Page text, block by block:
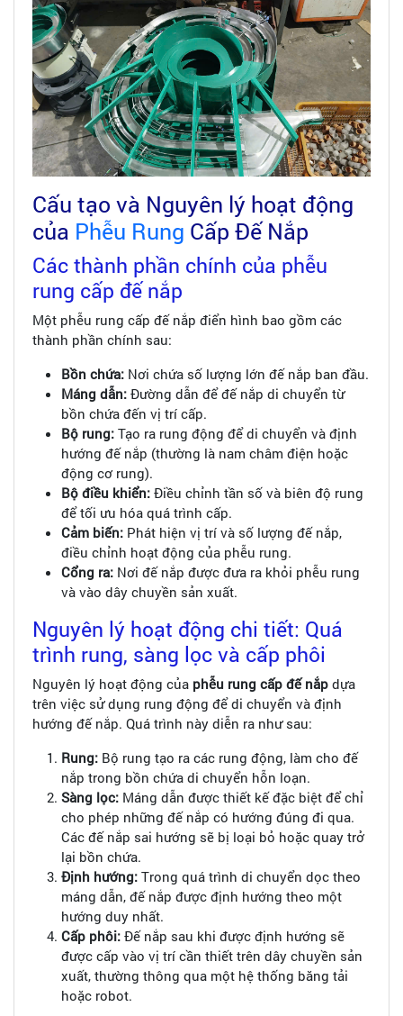
Cấu tạo và Nguyên lý hoạt động
của Phễu Rung Cấp Đế Nắp
Các thành phần chính của phễu
rung cấp đế nắp
Một phễu rung cấp đế nắp điển hình bao gồm các
thành phần chính sau:
Bồn chứa: Nơi chứa số lượng lớn đế nắp ban đầu.
Máng dẫn: Đường dẫn để đế nắp di chuyển từ
bồn chứa đến vị trí cấp.
Bộ rung: Tạo ra rung động để di chuyển và định
hướng đế nắp (thường là nam châm điện hoặc
động cơ rung).
Bộ điều khiển: Điều chỉnh tần số và biên độ rung
để tối ưu hóa quá trình cấp.
Cảm biến: Phát hiện vị trí và số lượng đế nắp,
điều chỉnh hoạt động của phễu rung.
Cổng ra: Nơi đế nắp được đưa ra khỏi phễu rung
và vào dây chuyền sản xuất.
Nguyên lý hoạt động chi tiết: Quá
trình rung, sàng lọc và cấp phôi
Nguyên lý hoạt động của phễu rung cấp đế nắp dựa
trên việc sử dụng rung động để di chuyển và định
hướng đế nắp. Quá trình này diễn ra như sau:
Rung: Bộ rung tạo ra các rung động, làm cho đế
nắp trong bồn chứa di chuyển hỗn loạn.
Sàng lọc: Máng dẫn được thiết kế đặc biệt để chỉ
cho phép những đế nắp có hướng đúng đi qua.
Các đế nắp sai hướng sẽ bị loại bỏ hoặc quay trở
lại bồn chứa.
Định hướng: Trong quá trình di chuyển dọc theo
máng dẫn, đế nắp được định hướng theo một
hướng duy nhất.
Cấp phôi: Đế nắp sau khi được định hướng sẽ
được cấp vào vị trí cần thiết trên dây chuyền sản
xuất, thường thông qua một hệ thống băng tải
hoặc robot.